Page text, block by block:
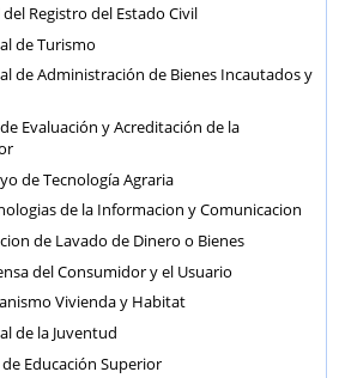
Registro del Estado Civil
de Turismo
de Administración de Bienes Incautados y
Evaluación y Acreditación de la
de Tecnología Agraria
de la Informacion y Comunicacion
de Lavado de Dinero o Bienes
del Consumidor y el Usuario
Vivienda y Habitat
de la Juventud
Educación Superior